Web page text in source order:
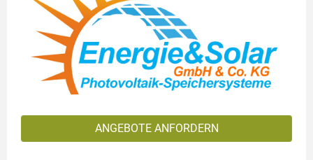
ANGEBOTE ANFORDERN